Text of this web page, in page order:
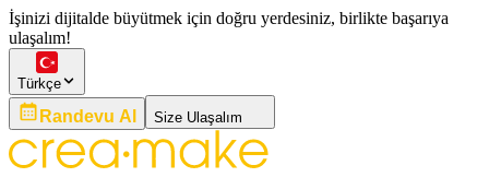
İşinizi dijitalde büyütmek için doğru yerdesiniz, birlikte başarıya
ulaşalım!
Türkçe
Randevu Al Size Ulaşalım